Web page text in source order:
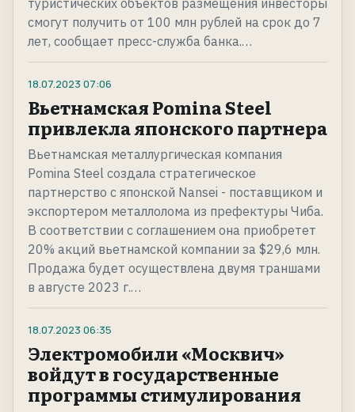
туристических объектов размещения инвесторы
смогут получить от 100 млн рублей на срок до 7
лет, сообщает пресс-служба банка.…
18.07.2023 07:06
Вьетнамская Pomina Steel
привлекла японского партнера
Вьетнамская металлургическая компания
Pomina Steel создала стратегическое
партнерство с японской Nansei - поставщиком и
экспортером металлолома из префектуры Чиба.
В соответствии с соглашением она приобретет
20% акций вьетнамской компании за $29,6 млн.
Продажа будет осуществлена двумя траншами
в августе 2023 г.…
18.07.2023 06:35
Электромобили «Москвич»
войдут в государственные
программы стимулирования